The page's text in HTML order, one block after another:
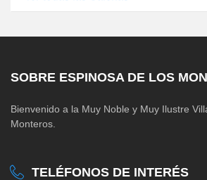
SOBRE ESPINOSA DE LOS
Bienvenido a la Muy Noble y Muy Ilustre
Monteros.
TELÉFONOS DE INTERÉS